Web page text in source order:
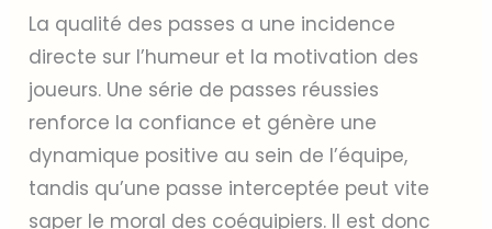
La qualité des passes a une incidence
directe sur l’humeur et la motivation des
joueurs. Une série de passes réussies
renforce la confiance et génère une
dynamique positive au sein de l’équipe,
tandis qu’une passe interceptée peut vite
saper le moral des coéquipiers. Il est donc